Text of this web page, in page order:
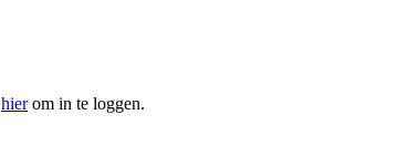
hierom in te loggen.